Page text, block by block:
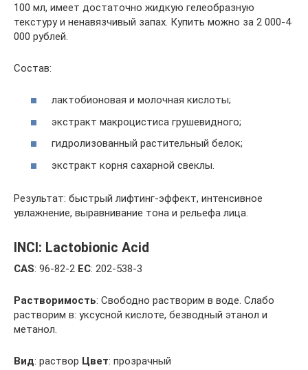
100 мл, имеет достаточно жидкую гелеобразную
текстуру и ненавязчивый запах. Купить можно за 2 000-4
000 рублей.
Состав:
лактобионовая и молочная кислоты;
экстракт макроцистиса грушевидного;
гидролизованный растительный белок;
экстракт корня сахарной свеклы.
Результат: быстрый лифтинг-эффект, интенсивное
увлажнение, выравнивание тона и рельефа лица.
INCI: Lactobionic Acid
CAS: 96-82-2 EC: 202-538-3
Растворимость: Свободно растворим в воде. Слабо
растворим в: уксусной кислоте, безводный этанол и
метанол.
Вид: раствор Цвет: прозрачный